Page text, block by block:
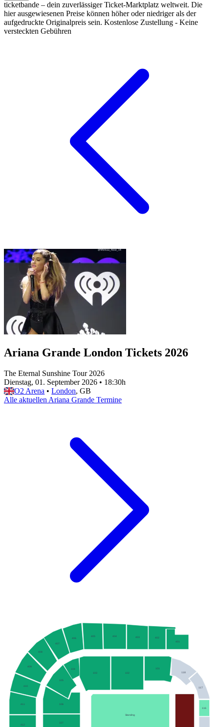
ticketbande – dein zuverlässiger Ticket-Marktplatz weltweit. Die
hier ausgewiesenen Preise können höher oder niedriger als der
aufgedruckte Originalpreis sein. Kostenlose Zustellung - Keine
versteckten Gebühren
Ariana Grande London Tickets 2026
The Eternal Sunshine Tour 2026
Dienstag, 01. September 2026 • 18:30h
O2 Arena • London, GB
Alle aktuellen Ariana Grande Termine
412
411
410
409
408
407
406
405 404 403 402
401
118
117
116
107
106
105
104
103 102
101
Standing